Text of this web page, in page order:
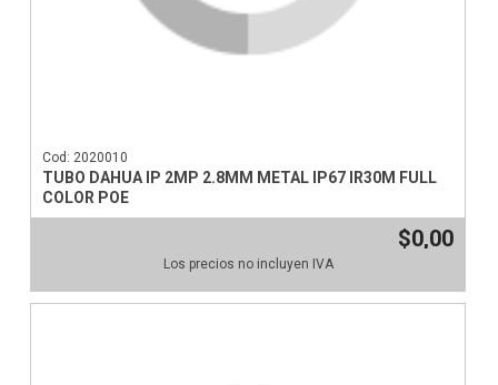
Cod: 2020010
TUBO DAHUA IP 2MP 2.8MM METAL IP67 IR30M FULL
COLOR POE
$0,00
Los precios no incluyen IVA